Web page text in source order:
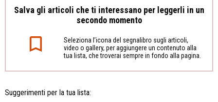
Salva gli articoli che ti interessano per leggerli in un
secondo momento
Seleziona l’icona del segnalibro sugli articoli,
video o gallery, per aggiungere un contenuto alla
tua lista, che troverai sempre in fondo alla pagina.
Suggerimenti per la tua lista: